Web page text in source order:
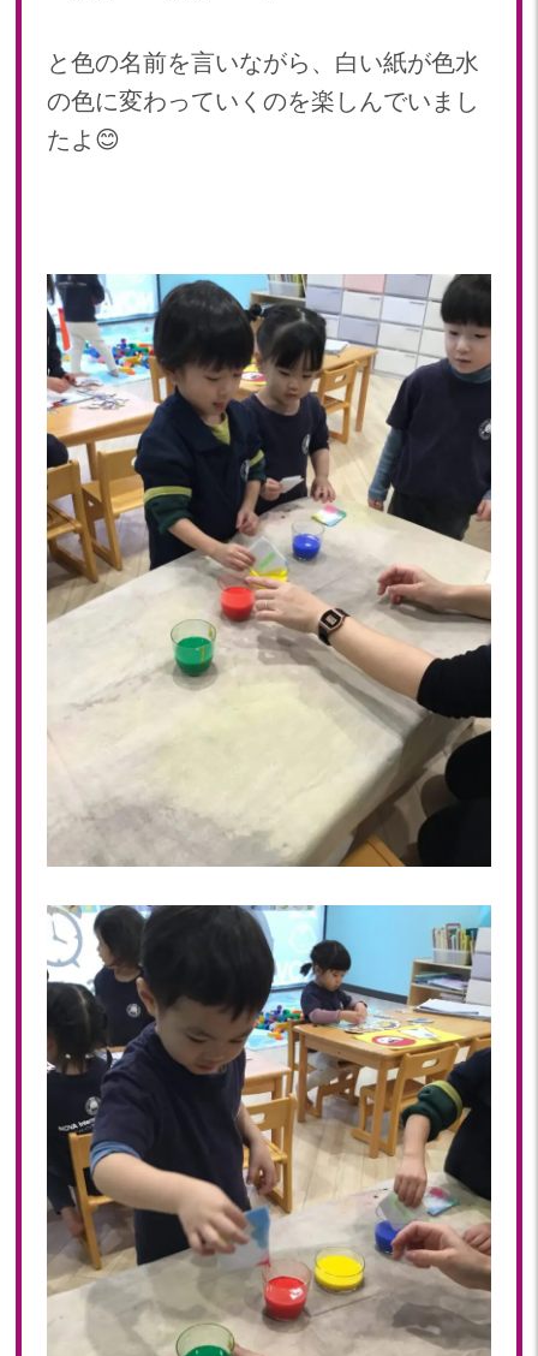
と色の名前を言いながら、白い紙が色水
の色に変わっていくのを楽しんでいまし
たよ😊